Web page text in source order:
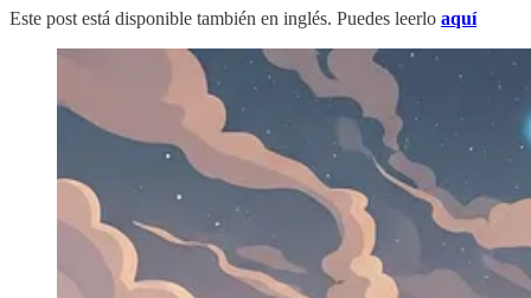
Este post está disponible también en inglés. Puedes leerlo aquí